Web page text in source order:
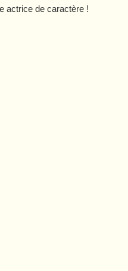
actrice de caractère !